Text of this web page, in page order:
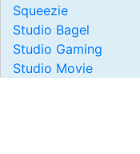
Squeezie
Studio Bagel
Studio Gaming
Studio Movie